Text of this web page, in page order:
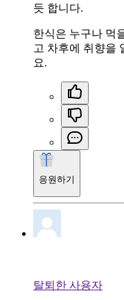
듯 합니다.
한식은 누구나 먹
고 차후에 취향을
요.
응원하기
탈퇴한 사용자